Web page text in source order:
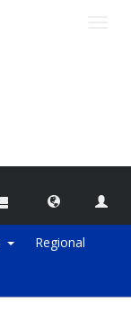
Regional